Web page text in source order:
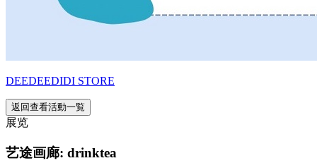
DEEDEEDIDI STORE
返回查看活動一覧
展览
艺途画廊: drinktea